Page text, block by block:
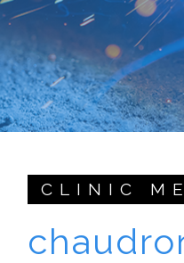
CLINIC